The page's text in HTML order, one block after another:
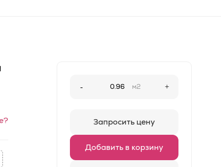
- м2 +
Запросить цену
Добавить в корзину